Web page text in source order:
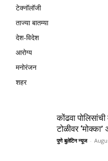
टेक्नॉलॉजी
ताज्या बातम्या
देश-विदेश
आरोग्य
मनोरंजन
शहर
कोंढवा पोलिसांची
टोळीवर
पुणे बुलेटिन न्यूज -